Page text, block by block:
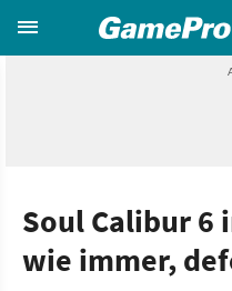
Soul Calibur 6
wie immer,